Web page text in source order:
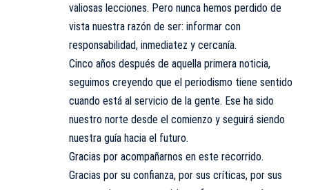
valiosas lecciones. Pero nunca hemos perdido de
vista nuestra razón de ser: informar con
responsabilidad, inmediatez y cercanía.
Cinco años después de aquella primera noticia,
seguimos creyendo que el periodismo tiene sentido
cuando está al servicio de la gente. Ese ha sido
nuestro norte desde el comienzo y seguirá siendo
nuestra guía hacia el futuro.
Gracias por acompañarnos en este recorrido.
Gracias por su confianza, por sus críticas, por sus